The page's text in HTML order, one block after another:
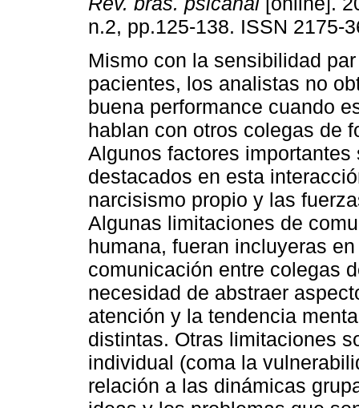
n.2, pp.125-138. ISSN 2175-
Mismo con la sensibilidad
pacientes, los analistas no
buena performance cuando
hablan con otros colegas de
Algunos factores importantes
destacados en esta
narcisismo propio y las
Algunas limitaciones de
humana, fueran incluyeras
comunicación entre colegas
necesidad de abstraer
atención y la tendencia
distintas. Otras limitaciones
individual (coma la
relación a las dinámicas